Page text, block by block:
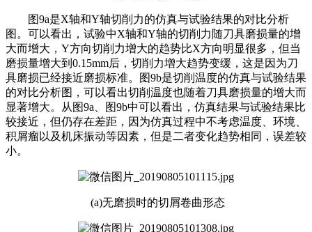
图9a是X轴和Y轴切削力的仿真与试验结果的对比分析
图。可以看出，试验中X轴和Y轴的切削力随刀具磨损量的增
大而增大，Y方向切削力增大的趋势比X方向明显很多，但当
磨损量增大到0.15mm后，切削力增大趋势变缓，这是因为刀
具磨损已经接近磨损标准。图9b是切削温度的仿真与试验结果
的对比分析图，可以看出切削温度也随着刀具磨损量的增大而
显著增大。从图9a、图9b中可以看出，仿真结果与试验结果比
较接近，但仍存在差距，因为仿真过程中不考虑温度、环境、
积屑瘤以及机床振动等因素，但是二者变化趋势相同，误差较
小。
(a)无磨损时的切屑卷曲形态